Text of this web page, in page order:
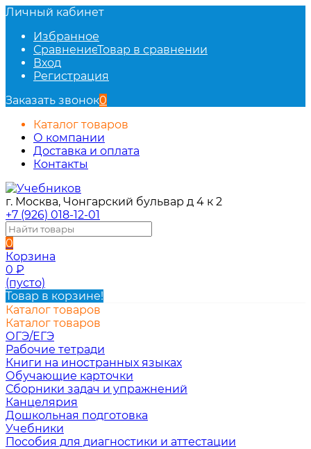
Личный кабинет
Избранное
СравнениеТовар в сравнении
Вход
Регистрация
Заказать звонок0
Каталог товаров
О компании
Доставка и оплата
Контакты
г. Москва, Чонгарский бульвар д 4 к 2
+7 (926) 018-12-01
0
Корзина
0 ₽
(пусто)
Товар в корзине!
Каталог товаров
Каталог товаров
ОГЭ/ЕГЭ
Рабочие тетради
Книги на иностранных языках
Обучающие карточки
Сборники задач и упражнений
Канцелярия
Дошкольная подготовка
Учебники
Пособия для диагностики и аттестации